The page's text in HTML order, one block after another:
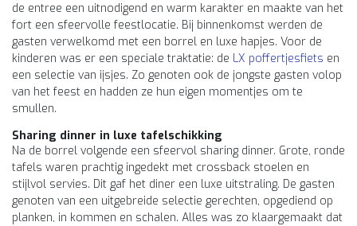
de entree een uitnodigend en warm karakter en maakte van het
fort een sfeervolle feestlocatie. Bij binnenkomst werden de
gasten verwelkomd met een borrel en luxe hapjes. Voor de
kinderen was er een speciale traktatie: de LX poffertjesfiets en
een selectie van ijsjes. Zo genoten ook de jongste gasten volop
van het feest en hadden ze hun eigen momentjes om te
smullen.
Sharing dinner in luxe tafelschikking
Na de borrel volgende een sfeervol sharing dinner. Grote, ronde
tafels waren prachtig ingedekt met crossback stoelen en
stijlvol servies. Dit gaf het diner een luxe uitstraling. De gasten
genoten van een uitgebreide selectie gerechten, opgediend op
planken, in kommen en schalen. Alles was zo klaargemaakt dat